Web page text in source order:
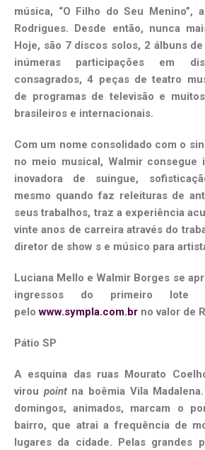
música, “O Filho do Seu Menino”,
Rodrigues. Desde então, nunca
Hoje, são 7 discos solos, 2 álbuns
inúmeras participações em
consagrados, 4 peças de teatro
de programas de televisão e
brasileiros e internacionais.
Com um nome consolidado com o
no meio musical, Walmir consegue
inovadora de suingue,
mesmo quando faz releituras de
seus trabalhos, traz a experiência
vinte anos de carreira através do
diretor de show s e músico para
Luciana Mello e Walmir Borges se
ingressos do primeiro lote
pelowww.sympla.com.br no valor de
Pátio SP
A esquina das ruas Mourato
virou pointna boêmia Vila
domingos, animados, marcam o
bairro, que atrai a frequência de
lugares da cidade. Pelas grandes